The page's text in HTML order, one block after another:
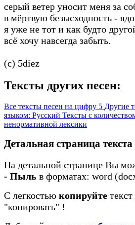
серый ветер уносит меня за
в мёртвую безысходность -
я уже не тот и как будто
всё хочу навсегда забыть.
(c) 5diez
Тексты других песен:
Все тексты песен на цифру 5 Другие
языком: Русский Тексты с
ненормативной лексики
Детальная страница
На детальной странице Вы
- Пыль в форматах: word
С легкостью копируйте
"копировать" !